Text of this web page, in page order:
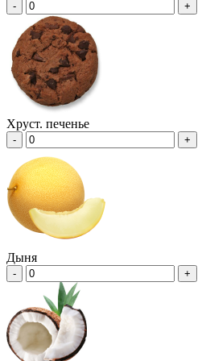
- +
Хруст. печенье
- +
Дыня
- +